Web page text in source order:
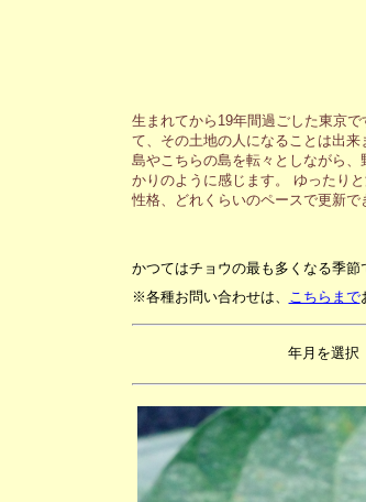
生まれてから19年間過ごした東京
て、その土地の人になることは出
島やこちらの島を転々としながら
かりのように感じます。 ゆったり
性格、どれくらいのペースで更新で
かつてはチョウの最も多くなる季
※各種お問い合わせは、 こちらまで
年月を選択